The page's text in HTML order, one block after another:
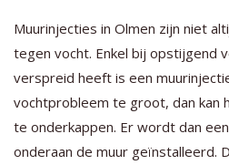
Muurinjecties in Olmen zijn niet
tegen vocht. Enkel bij opstijgend
verspreid heeft is een
vochtprobleem te groot, dan kan
te onderkappen. Er wordt dan
onderaan de muur geïnstalleerd.